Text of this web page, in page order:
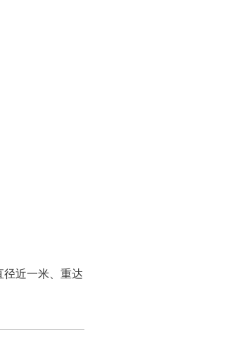
近一米、重达